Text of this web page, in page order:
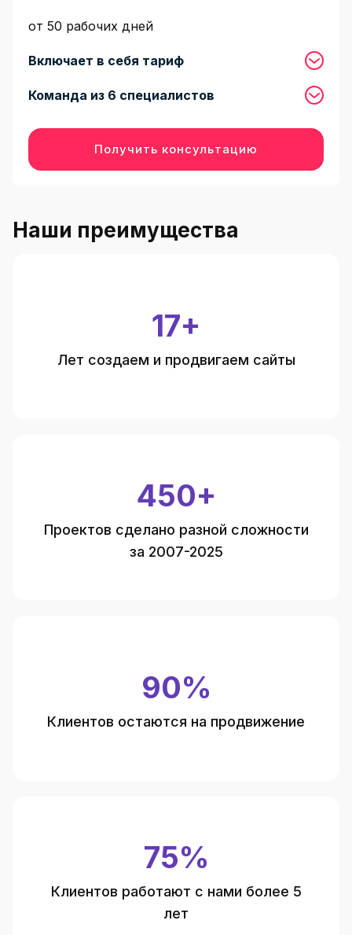
от 50 рабочих дней
Включает в себя тариф
Команда из 6 специалистов
Получить консультацию
Наши преимущества
17+
Лет создаем и продвигаем сайты
450+
Проектов сделано разной сложности
за 2007-2025
90%
Клиентов остаются на продвижение
75%
Клиентов работают с нами более 5
лет